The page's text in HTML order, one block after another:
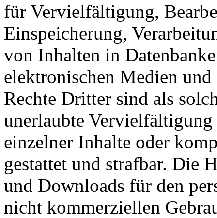
für Vervielfältigung,
Einspeicherung,
von Inhalten in
elektronischen Medien
Rechte Dritter sind als
unerlaubte Vervielfältigung
einzelner Inhalte oder
gestattet und strafbar. Die
und Downloads für den
nicht kommerziellen